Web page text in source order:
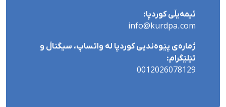
ئیمەیڵی کوردپا:
info@kurdpa.com
ژمارەی پێوەندیی کوردپا لە واتساپ، سیگناڵ و
تێلێگرام:
0012026078129